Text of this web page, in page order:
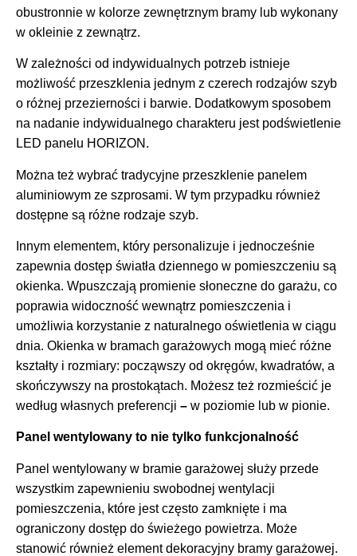
obustronnie w kolorze zewnętrznym bramy lub wykonany
w okleinie z zewnątrz.
W zależności od indywidualnych potrzeb istnieje
możliwość przeszklenia jednym z czerech rodzajów szyb
o różnej przezierności i barwie. Dodatkowym sposobem
na nadanie indywidualnego charakteru jest podświetlenie
LED panelu HORIZON.
Można też wybrać tradycyjne przeszklenie panelem
aluminiowym ze szprosami. W tym przypadku również
dostępne są różne rodzaje szyb.
Innym elementem, który personalizuje i jednocześnie
zapewnia dostęp światła dziennego w pomieszczeniu są
okienka. Wpuszczają promienie słoneczne do garażu, co
poprawia widoczność wewnątrz pomieszczenia i
umożliwia korzystanie z naturalnego oświetlenia w ciągu
dnia. Okienka w bramach garażowych mogą mieć różne
kształty i rozmiary: począwszy od okręgów, kwadratów, a
skończywszy na prostokątach. Możesz też rozmieścić je
według własnych preferencji – w poziomie lub w pionie.
Panel wentylowany to nie tylko funkcjonalność
Panel wentylowany w bramie garażowej służy przede
wszystkim zapewnieniu swobodnej wentylacji
pomieszczenia, które jest często zamknięte i ma
ograniczony dostęp do świeżego powietrza. Może
stanowić również element dekoracyjny bramy garażowej.